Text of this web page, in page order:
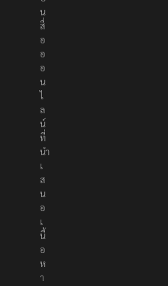
เ
ป็
น
สื่
อ
อ
อ
น
ไ
ล
น์
ที่
นำ
เ
ส
น
อ
เ
นื้
อ